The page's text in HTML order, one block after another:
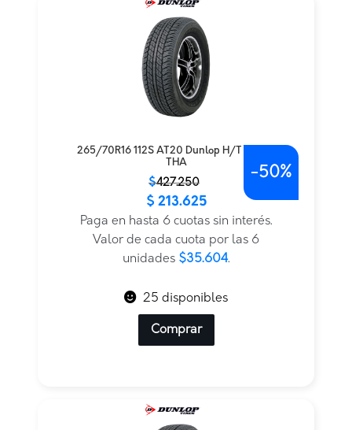
265/70R16 112S AT20 Dunlop H/T TL BLK
THA
$427.250
original
$427.250.
actual
$ 213.625
Paga en hasta 6 cuotas sin interés.
Valor de cada cuota por las 6
unidades $35.604.
-50%
25 disponibles
Comprar